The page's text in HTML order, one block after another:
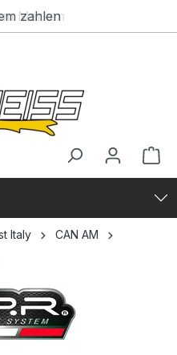
Marken
zahlen
Italy
CAN AM